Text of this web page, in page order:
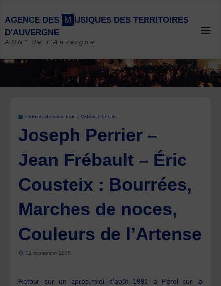
content
AGENCE DES M USIQUES DES TERRITOIRES
D'AUVERGNE
ADN* de l'Auvergne
Portraits de collecteurs Vidéos Portraits
Joseph Perrier –
Jean Frébault – Éric
Cousteix : Bourrées,
Marches de noces,
Couleurs de l’Artense
22 septembre 2015
Retour sur un après-midi d’août 1991 à Pérol sur la